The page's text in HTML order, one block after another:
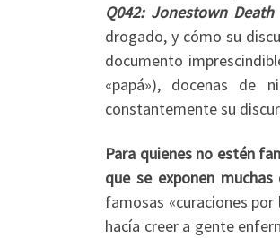
Q042: Jonestown Death
drogado, y cómo su
documento
«papá»), docenas de
constantemente su
Para quienes no estén
que se exponen
famosas «curaciones
hacía creer a gente